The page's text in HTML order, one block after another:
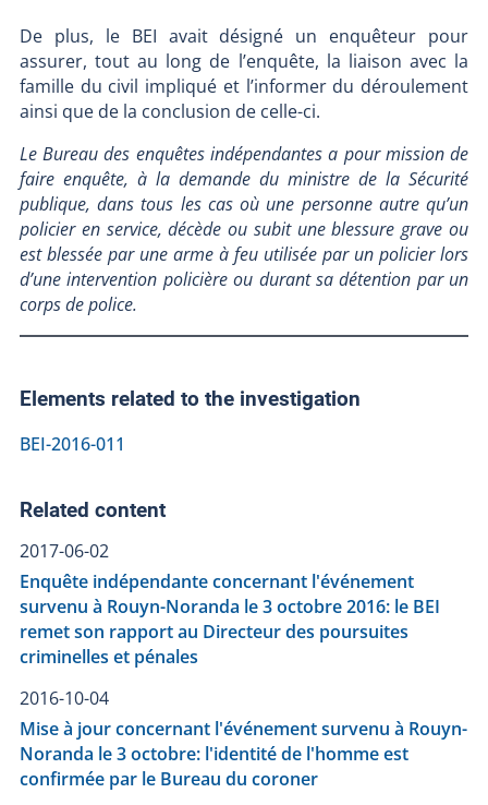
De plus, le BEI avait désigné un enquêteur pour
assurer, tout au long de l’enquête, la liaison avec la
famille du civil impliqué et l’informer du déroulement
ainsi que de la conclusion de celle-ci.
Le Bureau des enquêtes indépendantes a pour mission de
faire enquête, à la demande du ministre de la Sécurité
publique, dans tous les cas où une personne autre qu’un
policier en service, décède ou subit une blessure grave ou
est blessée par une arme à feu utilisée par un policier lors
d’une intervention policière ou durant sa détention par un
corps de police.
Elements related to the investigation
BEI-2016-011
Related content
2017-06-02
Enquête indépendante concernant l'événement
survenu à Rouyn-Noranda le 3 octobre 2016: le BEI
remet son rapport au Directeur des poursuites
criminelles et pénales
2016-10-04
Mise à jour concernant l'événement survenu à Rouyn-
Noranda le 3 octobre: l'identité de l'homme est
confirmée par le Bureau du coroner